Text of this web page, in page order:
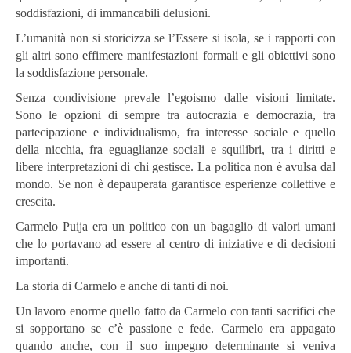
soddisfazioni, di immancabili delusioni.
L’umanità non si storicizza se l’Essere si isola, se i rapporti con
gli altri sono effimere manifestazioni formali e gli obiettivi sono
la soddisfazione personale.
Senza condivisione prevale l’egoismo dalle visioni limitate.
Sono le opzioni di sempre tra autocrazia e democrazia, tra
partecipazione e individualismo, fra interesse sociale e quello
della nicchia, fra eguaglianze sociali e squilibri, tra i diritti e
libere interpretazioni di chi gestisce. La politica non è avulsa dal
mondo. Se non è depauperata garantisce esperienze collettive e
crescita.
Carmelo Puija era un politico con un bagaglio di valori umani
che lo portavano ad essere al centro di iniziative e di decisioni
importanti.
La storia di Carmelo e anche di tanti di noi.
Un lavoro enorme quello fatto da Carmelo con tanti sacrifici che
si sopportano se c’è passione e fede. Carmelo era appagato
quando anche, con il suo impegno determinante si veniva